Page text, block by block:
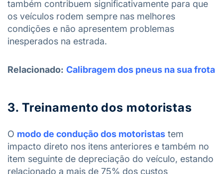
também contribuem significativamente para que
os veículos rodem sempre nas melhores
condições e não apresentem problemas
inesperados na estrada.
Relacionado: Calibragem dos pneus na sua frota
3. Treinamento dos motoristas
O modo de condução dos motoristas tem
impacto direto nos itens anteriores e também no
item seguinte de depreciação do veículo, estando
relacionado a mais de 75% dos custos